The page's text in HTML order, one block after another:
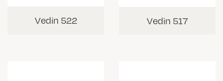
Vedin 522 Vedin 517